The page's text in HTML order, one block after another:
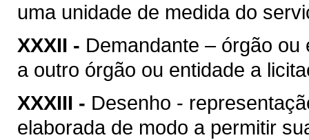
uma unidade de medida do
XXXII - Demandante – órgão
a outro órgão ou entidade a
XXXIII - Desenho -
elaborada de modo a permitir